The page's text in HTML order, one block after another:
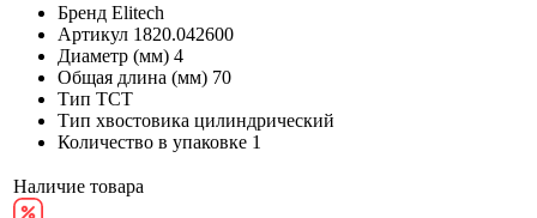
Бренд Elitech
Артикул 1820.042600
Диаметр (мм) 4
Общая длина (мм) 70
Тип ТСТ
Тип хвостовика цилиндрический
Количество в упаковке 1
Наличие товара